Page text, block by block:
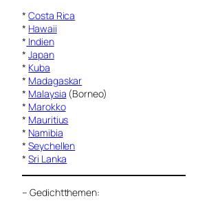
*Costa Rica
* Hawaii
* Indien
*Japan
* Kuba
* Madagaskar
* Malaysia (Borneo)
* Marokko
* Mauritius
* Namibia
*Seychellen
*Sri Lanka
–Gedichtthemen: